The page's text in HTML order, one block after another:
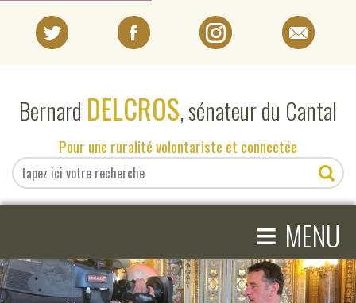
Bernard DELCROS, sénateur du Cantal
Pour une ruralité volontariste et connectée
≡ MENU
EN DIRECT DU SÉNAT
EN DIRECT DU CANTAL
COMPRENDRE LE SÉNAT